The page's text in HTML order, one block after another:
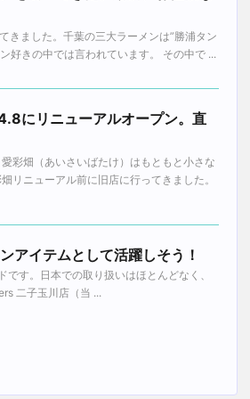
きました。千葉の三大ラーメンは”勝浦タン
好きの中では言われています。 その中で ...
にリニューアルオープン。直
彩畑（あいさいばたけ）はもともと小さな
リニューアル前に旧店に行ってきました。
イテムとして活躍しそう！
です。日本での取り扱いはほとんどなく、
二子玉川店（当 ...